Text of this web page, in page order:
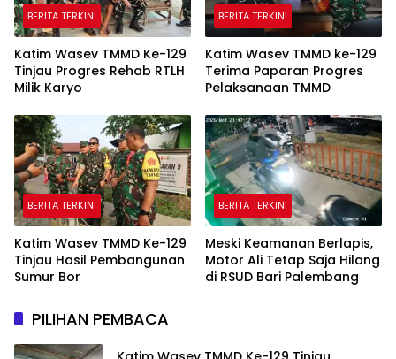
BERITA TERKINI
Katim Wasev TMMD Ke-129
Tinjau Progres Rehab RTLH
Milik Karyo
BERITA TERKINI
Katim Wasev TMMD ke-129
Terima Paparan Progres
Pelaksanaan TMMD
BERITA TERKINI
Katim Wasev TMMD Ke-129
Tinjau Hasil Pembangunan
Sumur Bor
BERITA TERKINI
Meski Keamanan Berlapis,
Motor Ali Tetap Saja Hilang
di RSUD Bari Palembang
PILIHAN PEMBACA